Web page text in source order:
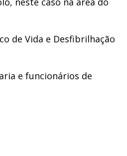
de Vida e Desfibrilhação
e funcionários de